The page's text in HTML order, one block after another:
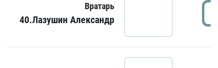
Вратарь
40.Лазушин Александр